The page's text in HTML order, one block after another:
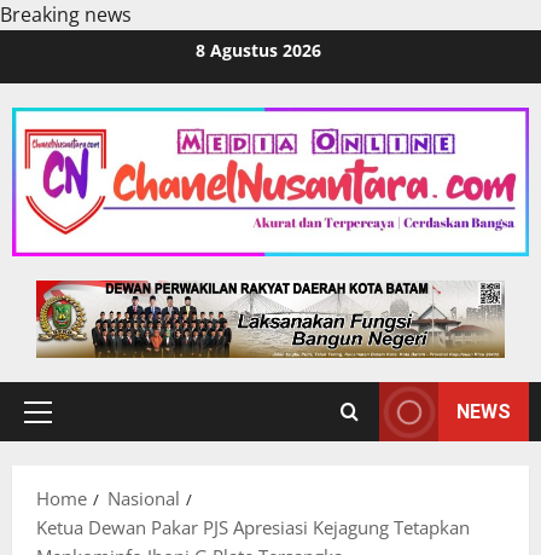
Breaking news
content
8 Agustus 2026
Primary
NEWS
Home
Nasional
Ketua Dewan Pakar PJS Apresiasi Kejagung Tetapkan